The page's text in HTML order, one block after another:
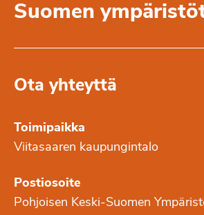
Suomen
Ota yhteyttä
Toimipaikka
Viitasaaren kaupungintalo
Postiosoite
Pohjoisen Keski-Suomen